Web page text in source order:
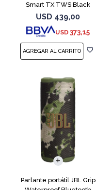
Smart TX TWS Black
USD 439,00
USD 373,15
Parlante portátil JBL Grip